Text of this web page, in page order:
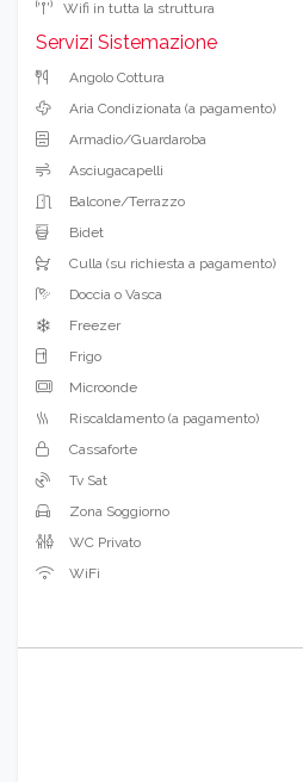
Wifi in tutta la struttura
Servizi Sistemazione
Angolo Cottura
Aria Condizionata (a pagamento)
Armadio/Guardaroba
Asciugacapelli
Balcone/Terrazzo
Bidet
Culla (su richiesta a pagamento)
Doccia o Vasca
Freezer
Frigo
Microonde
Riscaldamento (a pagamento)
Cassaforte
Tv Sat
Zona Soggiorno
WC Privato
WiFi